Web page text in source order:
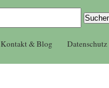
Kontakt & Blog Datenschutz